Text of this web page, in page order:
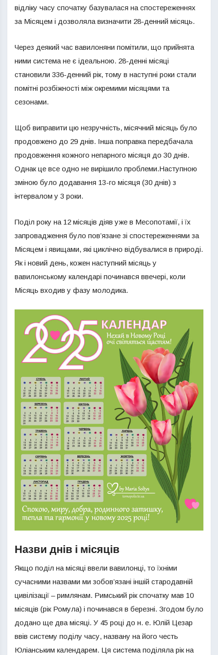
відліку часу спочатку базувалася на спостереженнях
за Місяцем і дозволяла визначити 28-денний місяць.
Через деякий час вавилоняни помітили, що прийнята
ними система не є ідеальною. 28-денні місяці
становили 336-денний рік, тому в наступні роки стали
помітні розбіжності між окремими місяцями та
сезонами.
Щоб виправити цю незручність, місячний місяць було
продовжено до 29 днів. Інша поправка передбачала
продовження кожного непарного місяця до 30 днів.
Однак це все одно не вирішило проблеми.Наступною
зміною було додавання 13-го місяця (30 днів) з
інтервалом у 3 роки.
Поділ року на 12 місяців діяв уже в Месопотамії, і їх
запровадження було пов’язане зі спостереженнями за
Місяцем і явищами, які циклічно відбувалися в природі.
Як і новий день, кожен наступний місяць у
вавилонському календарі починався ввечері, коли
Місяць входив у фазу молодика.
Назви днів і місяців
Якщо поділ на місяці ввели вавилонці, то їхніми
сучасними назвами ми зобов’язані іншій стародавній
цивілізації – римлянам. Римський рік спочатку мав 10
місяців (рік Ромула) і починався в березні. Згодом було
додано ще два місяці. У 45 році до н. е. Юлій Цезар
ввів систему поділу часу, названу на його честь
Юліанським календарем. Ця система поділяла рік на